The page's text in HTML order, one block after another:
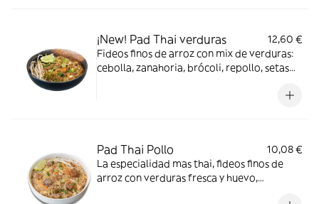
¡New! Pad Thai verduras
12,60 €
Fideos finos de arroz con mix de verduras:
cebolla, zanahoria, brócoli, repollo, setas
de pimiento rojo dulce. ¡Incluye el Crunchy
Pad Thai Pollo
10,08 €
La especialidad mas thai, fideos finos de
arroz con verduras fresca y huevo,